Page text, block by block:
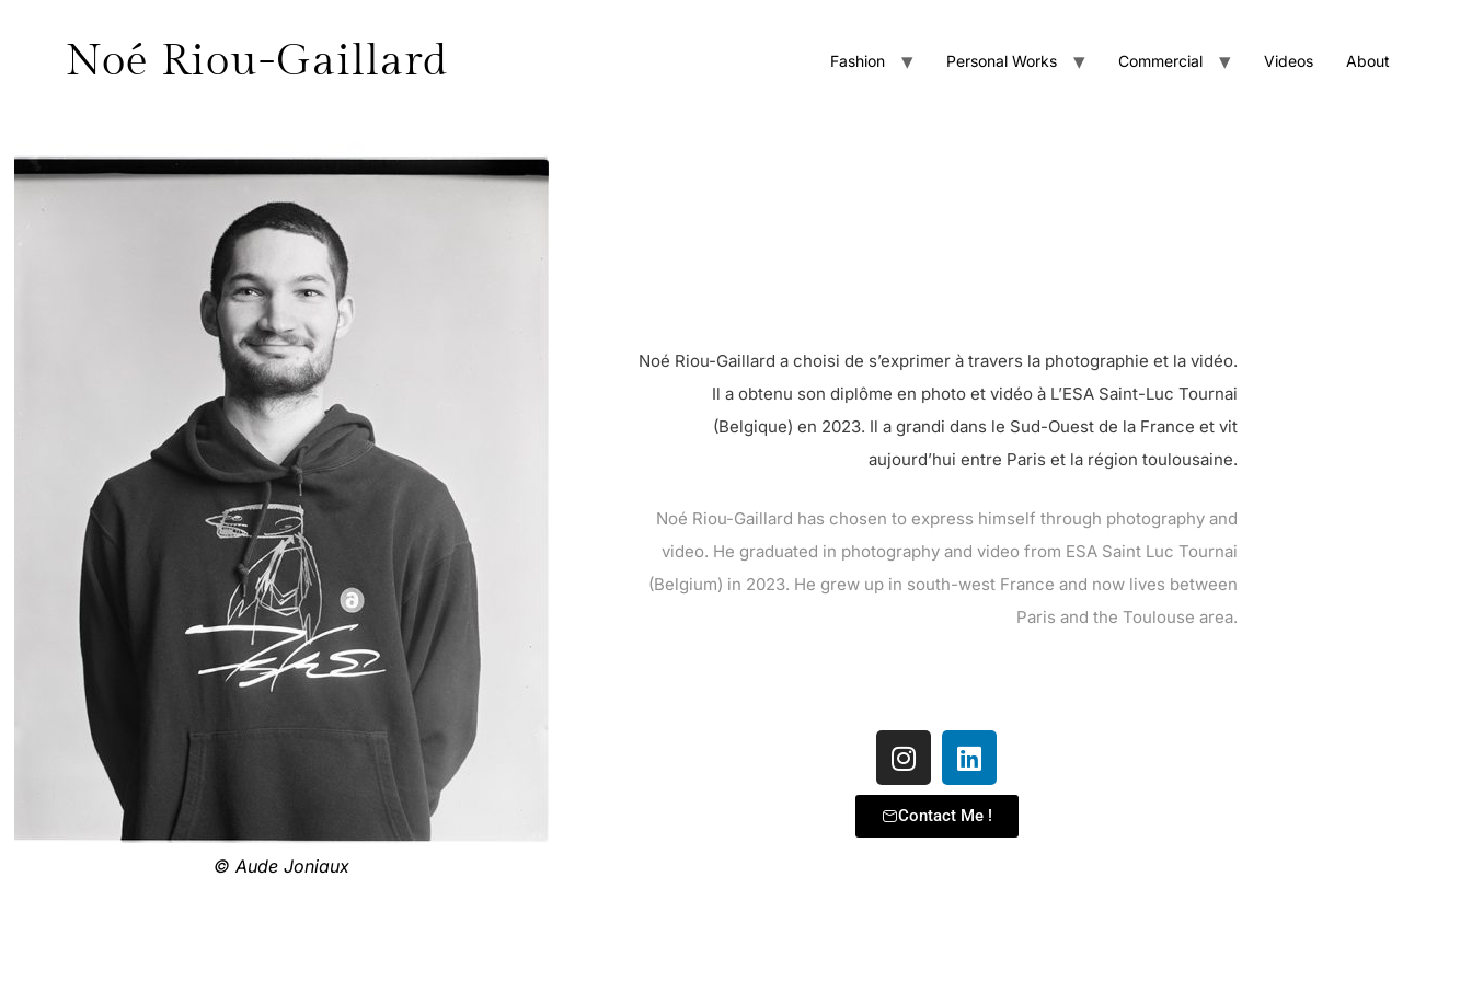
Noé Riou-Gaillard Fashion Personal Works Commercial Videos About
© Aude Joniaux
Noé Riou-Gaillard a choisi de s’exprimer à travers la photographie et la vidéo.
Il a obtenu son diplôme en photo et vidéo à L’ESA Saint-Luc Tournai
(Belgique) en 2023. Il a grandi dans le Sud-Ouest de la France et vit
aujourd’hui entre Paris et la région toulousaine.
Noé Riou-Gaillard has chosen to express himself through photography and
video. He graduated in photography and video from ESA Saint Luc Tournai
(Belgium) in 2023. He grew up in south-west France and now lives between
Paris and the Toulouse area.
Contact Me !